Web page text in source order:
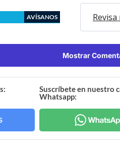
AVÍSANOS
Mostrar
Suscríbete en nuestro
Whatsapp: